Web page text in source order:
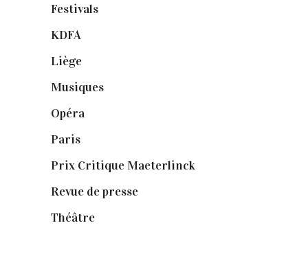
Festivals
KDFA
Liège
Musiques
Opéra
Paris
Prix Critique Maeterlinck
Revue de presse
Théâtre